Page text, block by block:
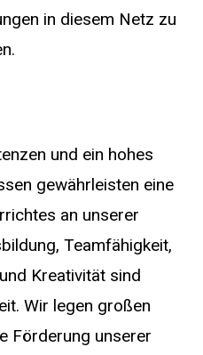
in diesem Netz zu
und ein hohes
gewährleisten eine
an unserer
Teamfähigkeit,
Kreativität sind
Wir legen großen
Förderung unserer